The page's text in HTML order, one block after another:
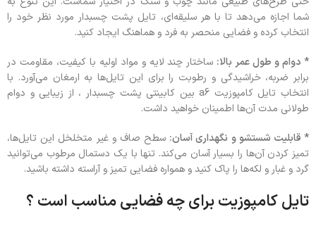
شما اجازه می‌دهد تا با هر سلیقه‌ای، تایل پشت چسبدار مورد نظر خود را
انتخاب کرده و فضایی منحصر به‌ فرد و هماهنگ ایجاد کنید.
* دوام و طول عمر بالا: ساختار چند لایه و مواد اولیه با کیفیت، مقاومت در
برابر ضربه، خراشیدگی و رطوبت را برای این تایل‌ها به ارمغان می‌آورد. با
انتخاب تایل کامپوزیت a6 بین کابینتی پشت چسبدار ، از زیبایی و دوام
طولانی مدت آن‌ها اطمینان خواهید داشت.
* قابلیت شستشو و نگهداری آسان: سطح صاف و غیر متخلخل این تایل‌ها،
تمیز کردن آن‌ها را بسیار آسان می‌کند. تنها با یک دستمال مرطوب می‌توانید
گرد و غبار و لکه‌ها را پاک کنید و همواره فضایی تمیز و آراسته داشته باشید.
تایل کامپوزیت برای چه فضایی مناسب است ؟